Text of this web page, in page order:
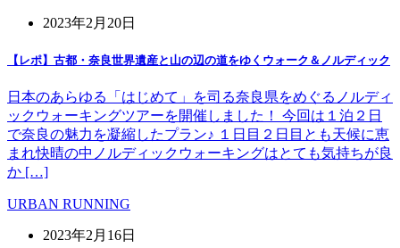
2023年2月20日
【レポ】古都・奈良世界遺産と山の辺の道をゆくウォーク＆ノルディック
日本のあらゆる「はじめて」を司る奈良県をめぐるノルディ
ックウォーキングツアーを開催しました！ 今回は１泊２日
で奈良の魅力を凝縮したプラン♪ １日目２日目とも天候に恵
まれ快晴の中ノルディックウォーキングはとても気持ちが良
か […]
URBAN RUNNING
2023年2月16日